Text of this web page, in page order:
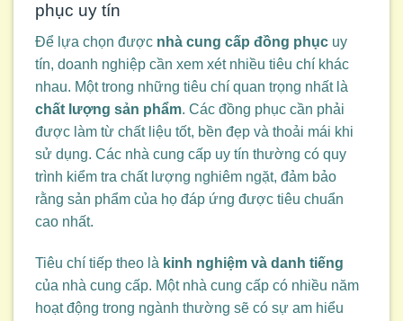
phục uy tín
Để lựa chọn được nhà cung cấp đồng phục uy
tín, doanh nghiệp cần xem xét nhiều tiêu chí khác
nhau. Một trong những tiêu chí quan trọng nhất là
chất lượng sản phẩm. Các đồng phục cần phải
được làm từ chất liệu tốt, bền đẹp và thoải mái khi
sử dụng. Các nhà cung cấp uy tín thường có quy
trình kiểm tra chất lượng nghiêm ngặt, đảm bảo
rằng sản phẩm của họ đáp ứng được tiêu chuẩn
cao nhất.
Tiêu chí tiếp theo là kinh nghiệm và danh tiếng
của nhà cung cấp. Một nhà cung cấp có nhiều năm
hoạt động trong ngành thường sẽ có sự am hiểu